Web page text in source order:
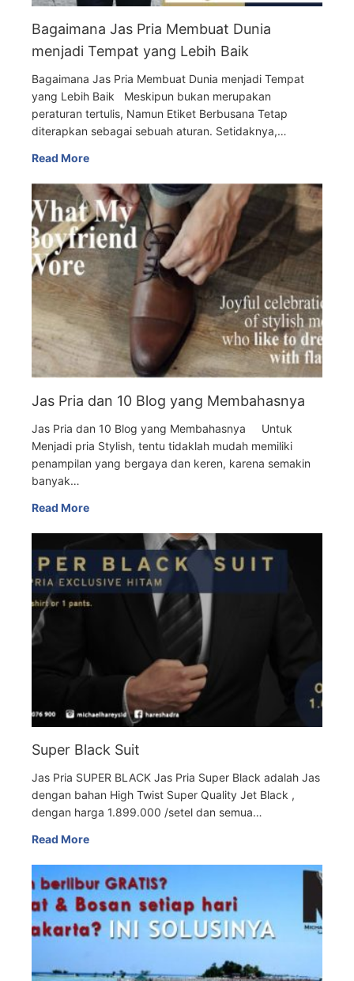
Bagaimana Jas Pria Membuat Dunia
menjadi Tempat yang Lebih Baik
Bagaimana Jas Pria Membuat Dunia menjadi Tempat
yang Lebih Baik Meskipun bukan merupakan
peraturan tertulis, Namun Etiket Berbusana Tetap
diterapkan sebagai sebuah aturan. Setidaknya,…
Read More
Jas Pria dan 10 Blog yang Membahasnya
Jas Pria dan 10 Blog yang Membahasnya Untuk
Menjadi pria Stylish, tentu tidaklah mudah memiliki
penampilan yang bergaya dan keren, karena semakin
banyak…
Read More
Super Black Suit
Jas Pria SUPER BLACK Jas Pria Super Black adalah Jas
dengan bahan High Twist Super Quality Jet Black ,
dengan harga 1.899.000 /setel dan semua…
Read More